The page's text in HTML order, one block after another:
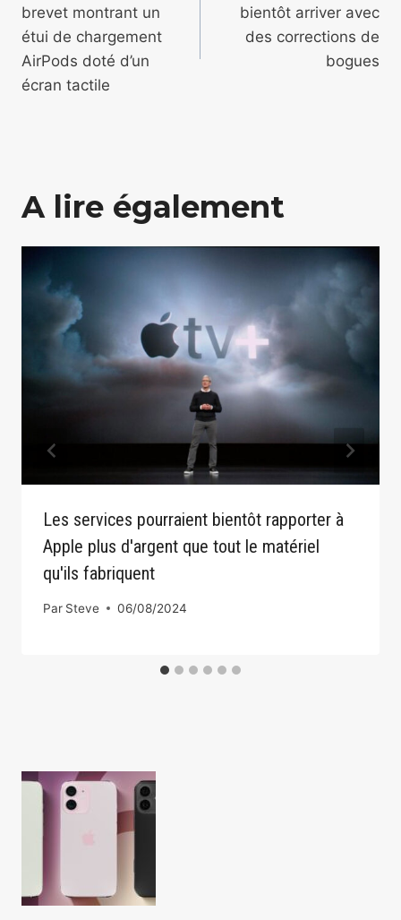
l’article
brevet montrant un
étui de chargement
AirPods doté d’un
écran tactile
bientôt arriver avec
des corrections de
bogues
A lire également
Les services pourraient bientôt rapporter à
Apple plus d'argent que tout le matériel
qu'ils fabriquent
Par Steve 06/08/2024